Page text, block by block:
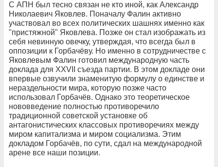
С АПН был тесно связан не кто иной, как Александр
Николаевич Яковлев. Поначалу Фалин активно
участвовал во всех политических шашнях именно как
"пристяжной" Яковлева. Позже он стал изображать из
себя невинную овечку, утверждая, что всегда был в
оппозиции к Горбачёву. Но именно в сотрудничестве с
Яковлевым Фалин готовил международную часть
доклада для XXVII съезда партии. В этом докладе они
впервые озвучили знаменитую формулу о единстве и
нераздельности мира, которую позже часто
использовал Горбачёв. Однако это теоретическое
нововведение полностью противоречило
традиционной советской установке об
антагонистических классовых противоречиях между
миром капитализма и миром социализма. Этим
докладом Горбачёв, по сути, сдал на международной
арене все наши позиции.